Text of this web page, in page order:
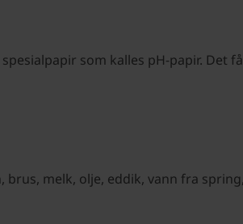
som kalles pH-papir. Det
melk, olje, eddik, vann fra